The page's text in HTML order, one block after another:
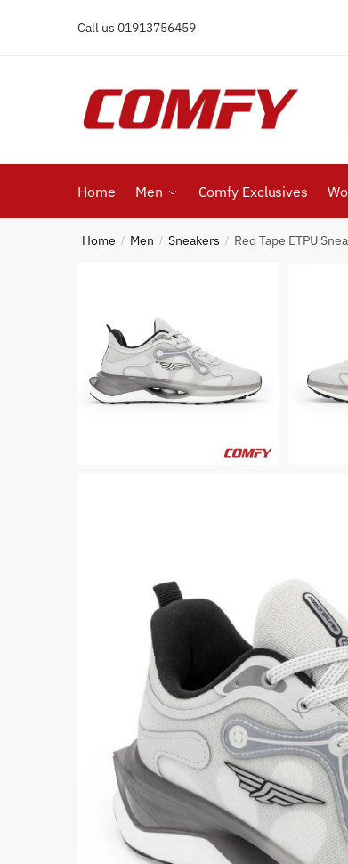
Call us 01913756459
Home Men Comfy Exclusives
Home / Men / Sneakers / Red Tape ETPU